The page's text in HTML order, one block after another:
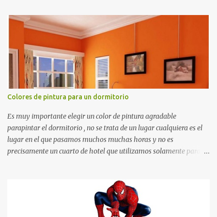
matemáticos, para decorar los cumpleaños de los niños, entre
otras cosas.
Colores de pintura para un dormitorio
Es muy importante elegir un color de pintura agradable
parapintar el dormitorio , no se trata de un lugar cualquiera es el
lugar en el que pasamos muchos muchas horas y no es
precisamente un cuarto de hotel que utilizamos solamente para
cómodo y también para nuestra vista. Te mostramos algunas
sugerencias que pueden brindar la elegancia y estilo que buscas
para tu dormitorio. El color naranja es una buena opción para